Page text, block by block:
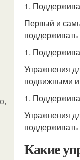
1.
Первый и
1.
Упражнения
подвижными и
1.
Упражнения
Какие